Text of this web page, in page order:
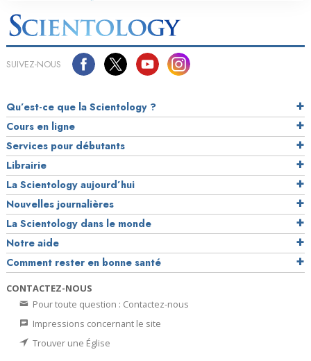
SUIVEZ-NOUS
Qu’est-ce que la Scientology ?
Cours en ligne
Services pour débutants
Librairie
La Scientology aujourd’hui
Nouvelles journalières
La Scientology dans le monde
Notre aide
Comment rester en bonne santé
CONTACTEZ-NOUS
Pour toute question : Contactez-nous
Impressions concernant le site
Trouver une Église